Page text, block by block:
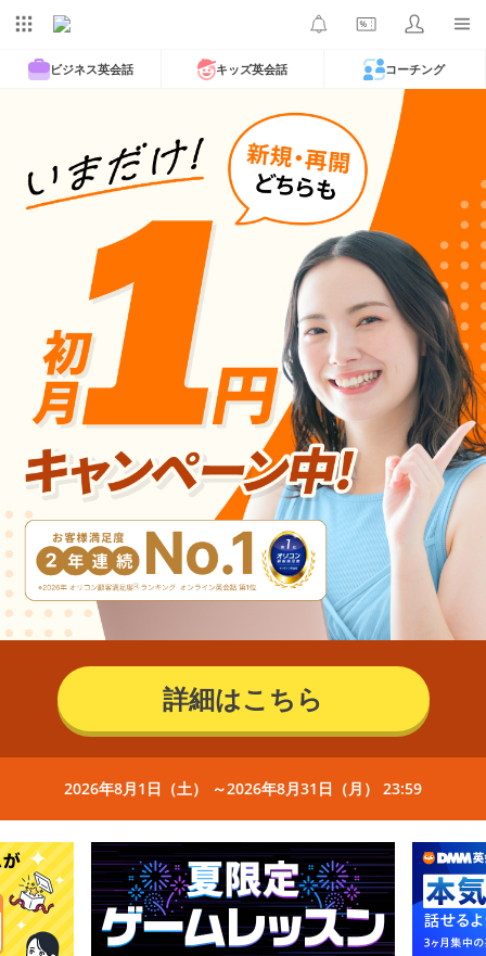
ビジネス英会話 キッズ英会話 コーチング
詳細はこちら
2026年8月1日（土） ～2026年8月31日（月） 23:59